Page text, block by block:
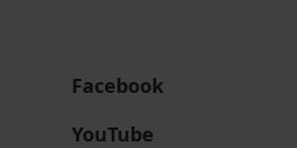
Facebook
YouTube